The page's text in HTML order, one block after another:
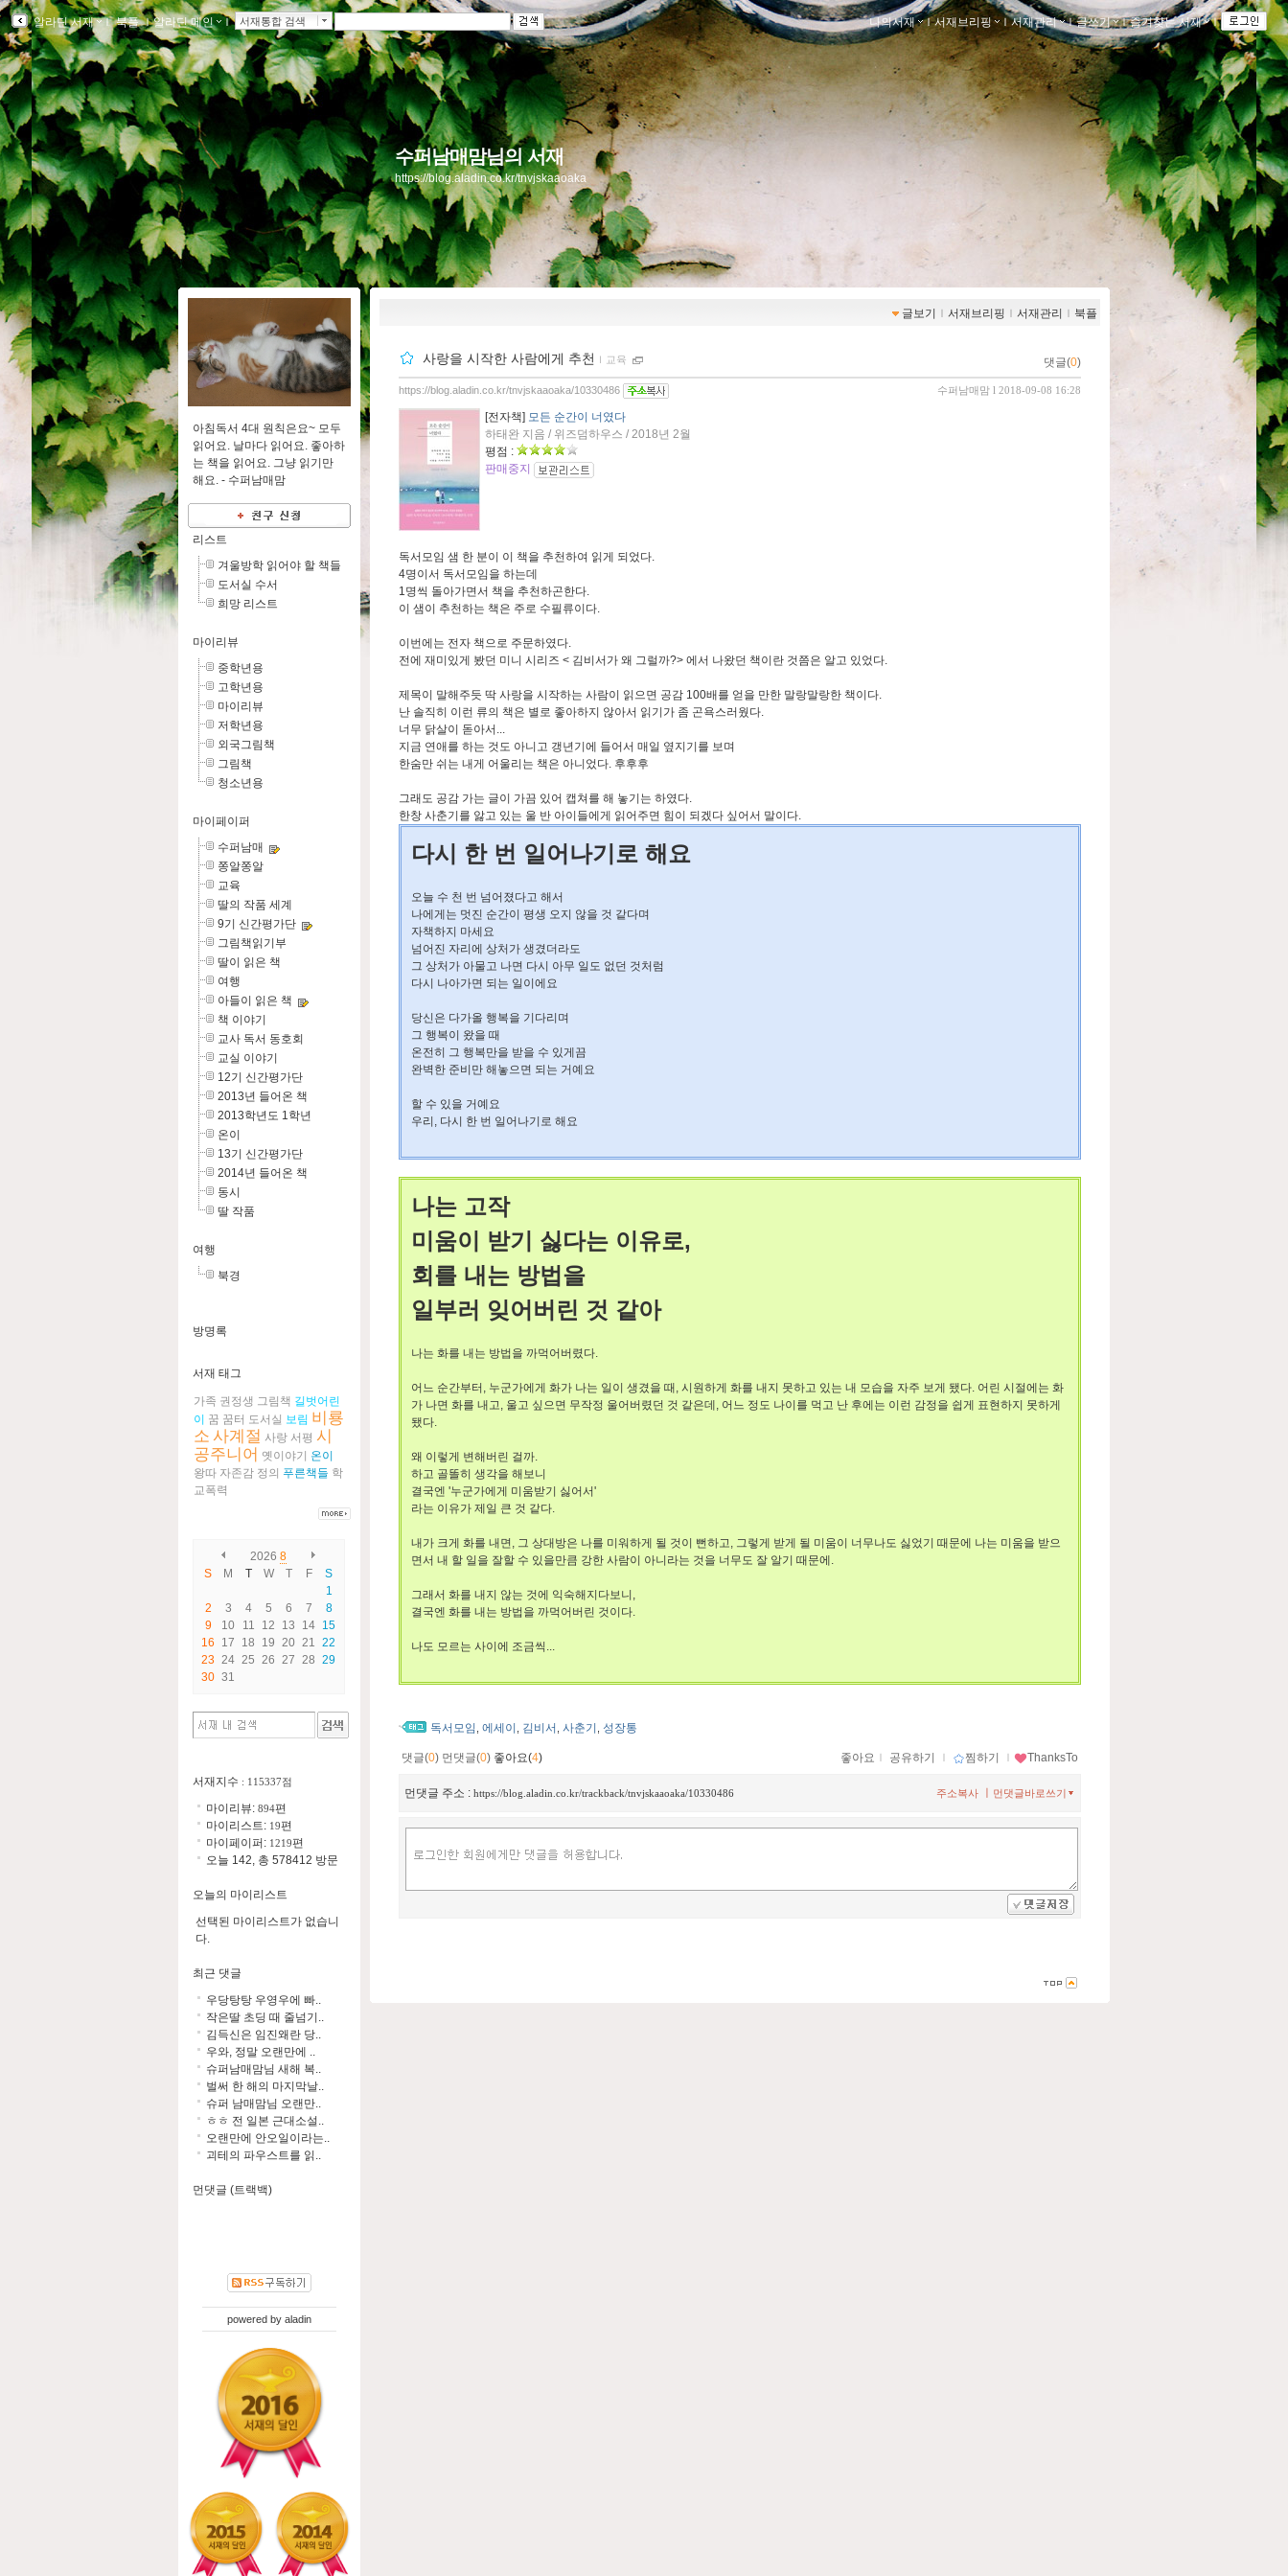
알라딘 서재 ｌ북플ｌ알라딘 메인 ｌ 서재통합 검색 나의서재 ｌ서재브리핑 ｌ서재관리 ｌ글쓰기 ｌ즐겨찾는 서재 ｌ
수퍼남매맘님의 서재
https://blog.aladin.co.kr/tnvjskaaoaka
글보기 ｌ 서재브리핑 ｌ 서재관리 ｌ 북플
사랑을 시작한 사람에게 추천 ｌ 교육 댓글(0)
수퍼남매맘 l 2018-09-08 16:28
https://blog.aladin.co.kr/tnvjskaaoaka/10330486
[전자책] 모든 순간이 너였다
하태완 지음 / 위즈덤하우스 / 2018년 2월
평점 :
판매중지
독서모임 샘 한 분이 이 책을 추천하여 읽게 되었다.
4명이서 독서모임을 하는데
1명씩 돌아가면서 책을 추천하곤한다.
이 샘이 추천하는 책은 주로 수필류이다.
이번에는 전자 책으로 주문하였다.
전에 재미있게 봤던 미니 시리즈 < 김비서가 왜 그럴까?> 에서 나왔던 책이란 것쯤은 알고 있었다.
제목이 말해주듯 딱 사랑을 시작하는 사람이 읽으면 공감 100배를 얻을 만한 말랑말랑한 책이다.
난 솔직히 이런 류의 책은 별로 좋아하지 않아서 읽기가 좀 곤욕스러웠다.
너무 닭살이 돋아서...
지금 연애를 하는 것도 아니고 갱년기에 들어서 매일 옆지기를 보며
한숨만 쉬는 내게 어울리는 책은 아니었다. 후후후
그래도 공감 가는 글이 가끔 있어 캡쳐를 해 놓기는 하였다.
한창 사춘기를 앓고 있는 울 반 아이들에게 읽어주면 힘이 되겠다 싶어서 말이다.
다시 한 번 일어나기로 해요
오늘 수 천 번 넘어졌다고 해서
나에게는 멋진 순간이 평생 오지 않을 것 같다며
자책하지 마세요
넘어진 자리에 상처가 생겼더라도
그 상처가 아물고 나면 다시 아무 일도 없던 것처럼
다시 나아가면 되는 일이에요
당신은 다가올 행복을 기다리며
그 행복이 왔을 때
온전히 그 행복만을 받을 수 있게끔
완벽한 준비만 해놓으면 되는 거예요
할 수 있을 거예요
우리, 다시 한 번 일어나기로 해요
나는 고작
미움이 받기 싫다는 이유로,
회를 내는 방법을
일부러 잊어버린 것 같아
나는 화를 내는 방법을 까먹어버렸다.
어느 순간부터, 누군가에게 화가 나는 일이 생겼을 때, 시원하게 화를 내지 못하고 있는 내 모습을 자주 보게 됐다. 어린 시절에는 화
가 나면 화를 내고, 울고 싶으면 무작정 울어버렸던 것 같은데, 어느 정도 나이를 먹고 난 후에는 이런 감정을 쉽게 표현하지 못하게
됐다.
왜 이렇게 변해버린 걸까.
하고 골똘히 생각을 해보니
결국엔 '누군가에게 미움받기 싫어서'
라는 이유가 제일 큰 것 같다.
내가 크게 화를 내면, 그 상대방은 나를 미워하게 될 것이 뻔하고, 그렇게 받게 될 미움이 너무나도 싫었기 때문에 나는 미움을 받으
면서 내 할 일을 잘할 수 있을만큼 강한 사람이 아니라는 것을 너무도 잘 알기 때문에.
그래서 화를 내지 않는 것에 익숙해지다보니,
결국엔 화를 내는 방법을 까먹어버린 것이다.
나도 모르는 사이에 조금씩...
독서모임 , 에세이 , 김비서 , 사춘기 , 성장통
댓글(0) 먼댓글(0) 좋아요(4) 좋아요 ｌ 공유하기 ｌ 찜하기 ｌ ThanksTo
먼댓글 주소 : https://blog.aladin.co.kr/trackback/tnvjskaaoaka/10330486 먼댓글바로쓰기
주소복사
아침독서 4대 원칙은요~ 모두
읽어요. 날마다 읽어요. 좋아하
는 책을 읽어요. 그냥 읽기만
해요. - 수퍼남매맘
리스트
겨울방학 읽어야 할 책들
도서실 수서
희망 리스트
마이리뷰
중학년용
고학년용
마이리뷰
저학년용
외국그림책
그림책
청소년용
마이페이퍼
수퍼남매
쫑알쫑알
교육
딸의 작품 세계
9기 신간평가단
그림책읽기부
딸이 읽은 책
여행
아들이 읽은 책
책 이야기
교사 독서 동호회
교실 이야기
12기 신간평가단
2013년 들어온 책
2013학년도 1학년
온이
13기 신간평가단
2014년 들어온 책
동시
딸 작품
여행
북경
방명록
서재 태그
가족 권정생 그림책 길벗어린
이
꿈 꿈터 도서실 보림 비룡
소 사계절 사랑 서평 시
공주니어 옛이야기
온이
왕따 자존감 정의 푸른책들 학
교폭력
2026 8
S
M T W T F
S
1
2
3 4 5 6 7
8
9
10 11 12 13 14 15
16
17 18 19 20 21 22
23 24 25 26 27 28 29
30 31
서재지수 : 115337점
마이리뷰: 894편
마이리스트: 19편
마이페이퍼: 1219편
오늘 142, 총 578412 방문
오늘의 마이리스트
선택된 마이리스트가 없습니
다.
최근 댓글
우당탕탕 우영우에 빠..
작은딸 초딩 때 줄넘기..
김득신은 임진왜란 당..
우와, 정말 오랜만에 ..
슈퍼남매맘님 새해 복..
벌써 한 해의 마지막날..
슈퍼 남매맘님 오랜만..
ㅎㅎ 전 일본 근대소설..
오랜만에 안오일이라는..
괴테의 파우스트를 읽..
먼댓글 (트랙백)
powered by aladin